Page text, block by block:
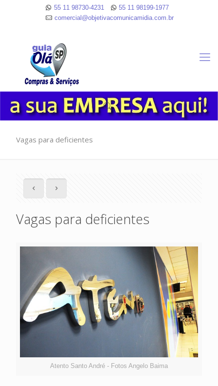
55 11 98730-4231
55 11 98199-1977
comercial@objetivacomunicamidia.com.br
Vagas para deficientes
Vagas para deficientes
Atento Santo André - Fotos Angelo Baima